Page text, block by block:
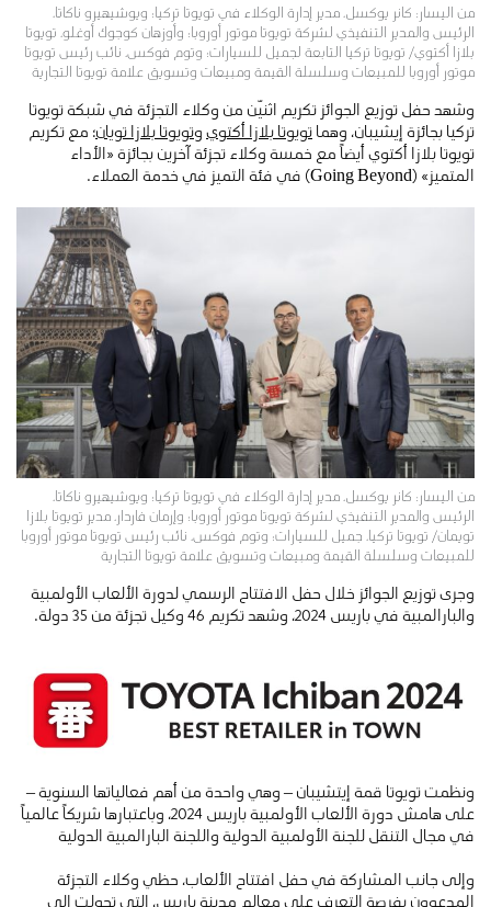
من اليسار: كانر يوكسل، مدير إدارة الوكلاء في تويوتا تركيا؛ ويوشيهيرو ناكاتا،
الرئيس والمدير التنفيذي لشركة تويوتا موتور أوروبا؛ وأوزهان كوجوك أوغلو، تويوتا
بلازا أكتوي/ تويوتا تركيا التابعة لجميل للسيارات؛ وتوم فوكس، نائب رئيس تويوتا
موتور أوروبا للمبيعات وسلسلة القيمة ومبيعات وتسويق علامة تويوتا التجارية
وشهد حفل توزيع الجوائز تكريم اثنيّن من وكلاء التجزئة في شبكة تويوتا
تركيا بجائزة إيشيبان، وهماتويوتا بلازا أكتويوتويوتا بلازا تويان؛ مع تكريم
تويوتا بلازا أكتوي أيضاً مع خمسة وكلاء تجزئة آخرين بجائزة «الأداء
المتميز» (Going Beyond) في فئة التميز في خدمة العملاء.
من اليسار: كانر يوكسل، مدير إدارة الوكلاء في تويوتا تركيا؛ ويوشيهيرو ناكاتا،
الرئيس والمدير التنفيذي لشركة تويوتا موتور أوروبا؛ وإرمان فاردار، مدير تويوتا بلازا
تويمان/ تويوتا تركيا، جميل للسيارات؛ وتوم فوكس، نائب رئيس تويوتا موتور أوروبا
للمبيعات وسلسلة القيمة ومبيعات وتسويق علامة تويوتا التجارية
وجرى توزيع الجوائز خلال حفل الافتتاح الرسمي لدورة الألعاب الأولمبية
والبارالمبية في باريس 2024، وشهد تكريم 46 وكيل تجزئة من 35 دولة.
ونظمت تويوتا قمة إيتشيبان – وهي واحدة من أهم فعالياتها السنوية –
على هامش دورة الألعاب الأولمبية باريس 2024، وباعتبارها شريكاً عالمياً
في مجال التنقل للجنة الأولمبية الدولية واللجنة البارالمبية الدولية
وإلى جانب المشاركة في حفل افتتاح الألعاب، حظي وكلاء التجزئة
المدعوون بفرصة التعرف على معالم مدينة باريس، التي تحولت إلى